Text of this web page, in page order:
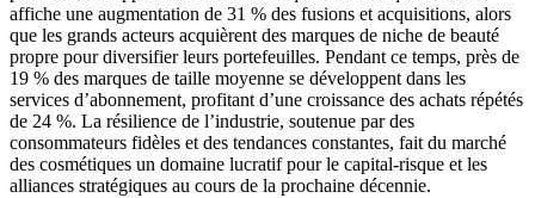
affiche une augmentation de 31 % des fusions et acquisitions, alors
que les grands acteurs acquièrent des marques de niche de beauté
propre pour diversifier leurs portefeuilles. Pendant ce temps, près de
19 % des marques de taille moyenne se développent dans les
services d’abonnement, profitant d’une croissance des achats répétés
de 24 %. La résilience de l’industrie, soutenue par des
consommateurs fidèles et des tendances constantes, fait du marché
des cosmétiques un domaine lucratif pour le capital-risque et les
alliances stratégiques au cours de la prochaine décennie.